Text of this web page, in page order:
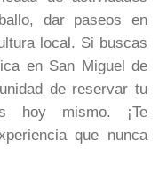
dar paseos en
local. Si buscas
en San Miguel de
de reservar tu
hoy mismo. ¡Te
que nunca